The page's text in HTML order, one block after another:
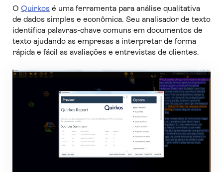
O Quirkos é uma ferramenta para análise qualitativa
de dados simples e econômica. Seu analisador de texto
identifica palavras-chave comuns em documentos de
texto ajudando as empresas a interpretar de forma
rápida e fácil as avaliações e entrevistas de clientes.